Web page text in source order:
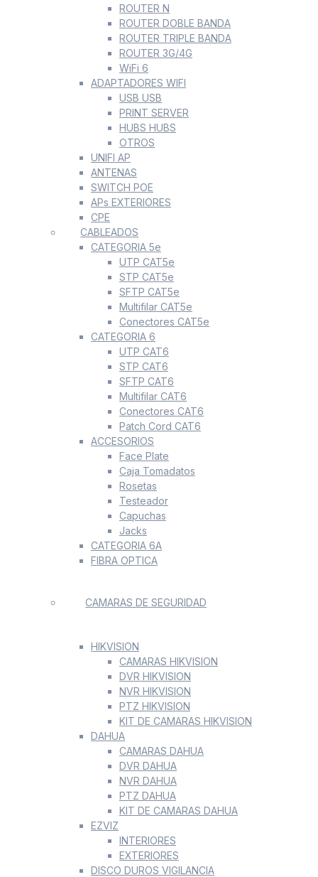
ROUTER N
ROUTER DOBLE BANDA
ROUTER TRIPLE BANDA
ROUTER 3G/4G
WiFi 6
ADAPTADORES WIFI
USB USB
PRINT SERVER
HUBS HUBS
OTROS
UNIFI AP
ANTENAS
SWITCH POE
APs EXTERIORES
CPE
CABLEADOS
CATEGORIA 5e
UTP CAT5e
STP CAT5e
SFTP CAT5e
Multifilar CAT5e
Conectores CAT5e
CATEGORIA 6
UTP CAT6
STP CAT6
SFTP CAT6
Multifilar CAT6
Conectores CAT6
Patch Cord CAT6
ACCESORIOS
Face Plate
Caja Tomadatos
Rosetas
Testeador
Capuchas
Jacks
CATEGORIA 6A
FIBRA OPTICA
CAMARAS DE SEGURIDAD
HIKVISION
CAMARAS HIKVISION
DVR HIKVISION
NVR HIKVISION
PTZ HIKVISION
KIT DE CAMARAS HIKVISION
DAHUA
CAMARAS DAHUA
DVR DAHUA
NVR DAHUA
PTZ DAHUA
KIT DE CAMARAS DAHUA
EZVIZ
INTERIORES
EXTERIORES
DISCO DUROS VIGILANCIA